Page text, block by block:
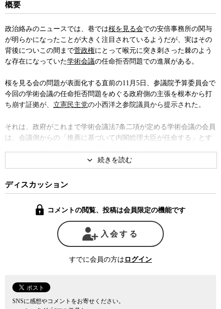
憲法学者の思考法 テレビが伝えない憲法の話
概要
政治絡みのニュースでは、巷では桜を見る会での安倍事務所の関与
が明らかになったことが大きく注目されているようだが、実はその
背後についこの間まで菅政権にとって喉元に突き刺さった棘のよう
な存在になっていた学術会議の任命拒否問題での進展がある。
桜を見る会の問題が表面化する直前の11月5日、参議院予算委員会で
今回の学術会議の任命拒否問題をめぐる政府側の主張を根本から打
ち崩す証拠が、 立憲民主党の小西洋之参院議員から提示された。
それは、政府がこれまで学術会議法7条二項が定める学術会議の会員
は、会議側からの「推薦に基づいて内閣総理大臣が任命する」とす
場合によってはそれを拒絶することもできると主張する根拠のもっ
とも根幹の部分が、まったく誤りだったことを明確に証明するもの
だった。
政府はこれまで、教育公務員特例法の10条に謳われている文部大臣
が国立大学の学長の任命をめぐり「大学管理機関の申し出に基づい
て任命権者が行う」とされている条文について、1969年に当時の高
辻正己内閣法制局長官が、憲法第15条を根拠に、文部大臣は例外的
に大学側からあがってきた学長候補の任命を拒否することもあり得
るとする法解釈を、今回の学術会議の任命拒否の法的根拠の拠り所
ところが、今回小西議員が予算委員会に提出した資料の中には、
1983年5月12日の参議院文教委員会において、学術会議の会員の選考
ディスカッション
コメントの閲覧、投稿は会員限定の機能です
入会する
すでに会員の方は ログイン
SNSに感想やコメントをお寄せください。